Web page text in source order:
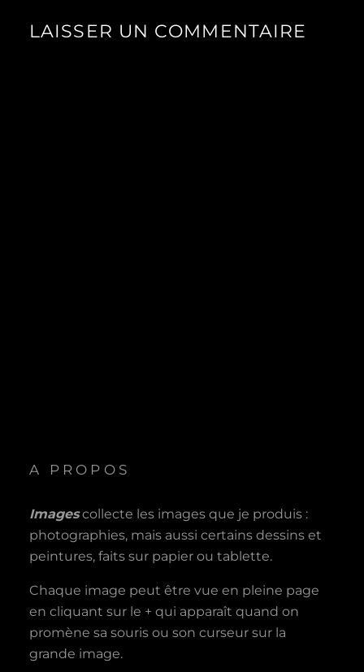
LAISSER UN COMMENTAIRE
A PROPOS
Imagescollecte les images que je produis :
photographies, mais aussi certains dessins et
peintures, faits sur papier ou tablette.
Chaque image peut être vue en pleine page
en cliquant sur le + qui apparaît quand on
promène sa souris ou son curseur sur la
grande image.